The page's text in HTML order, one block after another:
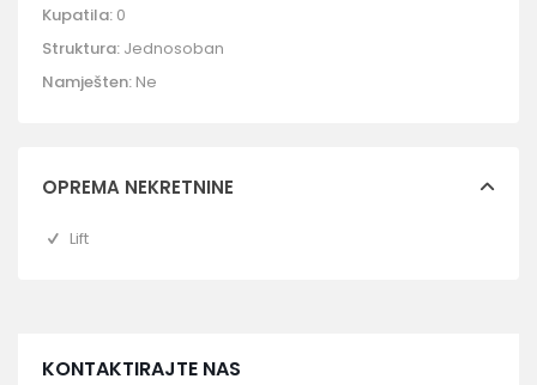
Kupatila: 0
Struktura: Jednosoban
Namješten: Ne
OPREMA NEKRETNINE
Lift
KONTAKTIRAJTE NAS